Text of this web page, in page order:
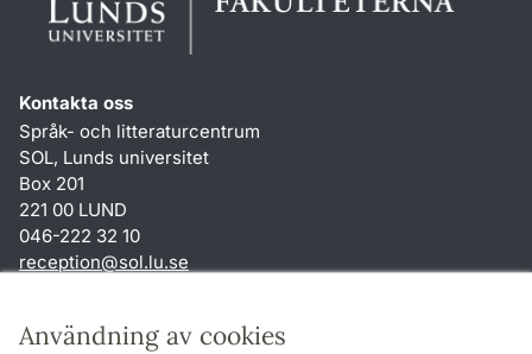
Användning av cookies
Kontakta oss
Språk- och litteraturcentrum
SOL, Lunds universitet
Box 201
221 00 LUND
046-222 32 10
reception@sol.lu.se
Genvägar